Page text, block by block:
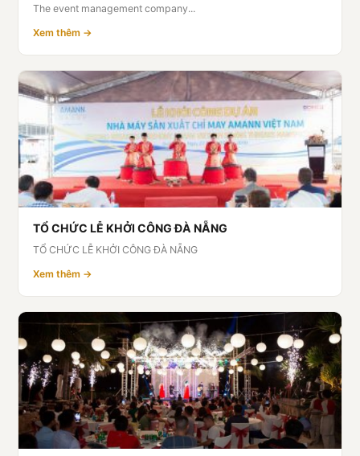
The event management company...
Xem thêm →
TỔ CHỨC LỄ KHỞI CÔNG ĐÀ NẴNG
TỔ CHỨC LỄ KHỞI CÔNG ĐÀ NẴNG
Xem thêm →